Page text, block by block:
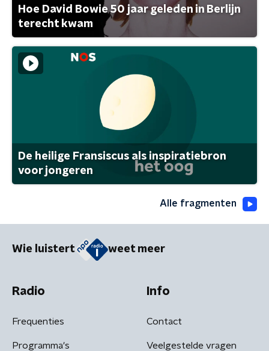
Hoe David Bowie 50 jaar geleden in Berlijn
terecht kwam
De heilige Fransiscus als inspiratiebron
voor jongeren
Alle fragmenten
Wie luistert weet meer
Radio
Frequenties
Programma's
Info
Contact
Veelgestelde vragen